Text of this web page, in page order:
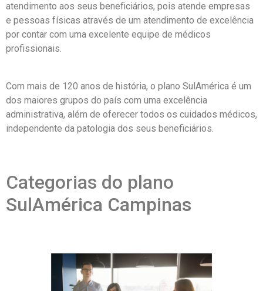
atendimento aos seus beneficiários, pois atende empresas
e pessoas físicas através de um atendimento de excelência
por contar com uma excelente equipe de médicos
profissionais.
Com mais de 120 anos de história, o plano SulAmérica é um
dos maiores grupos do país com uma excelência
administrativa, além de oferecer todos os cuidados médicos,
independente da patologia dos seus beneficiários.
Categorias do plano
SulAmérica Campinas